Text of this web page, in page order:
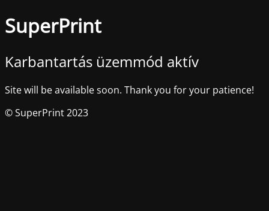
SuperPrint
Karbantartás üzemmód aktív
Site will be available soon. Thank you for your patience!
© SuperPrint 2023